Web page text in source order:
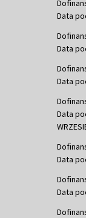
Data
Data
Data
Data
Data
Data